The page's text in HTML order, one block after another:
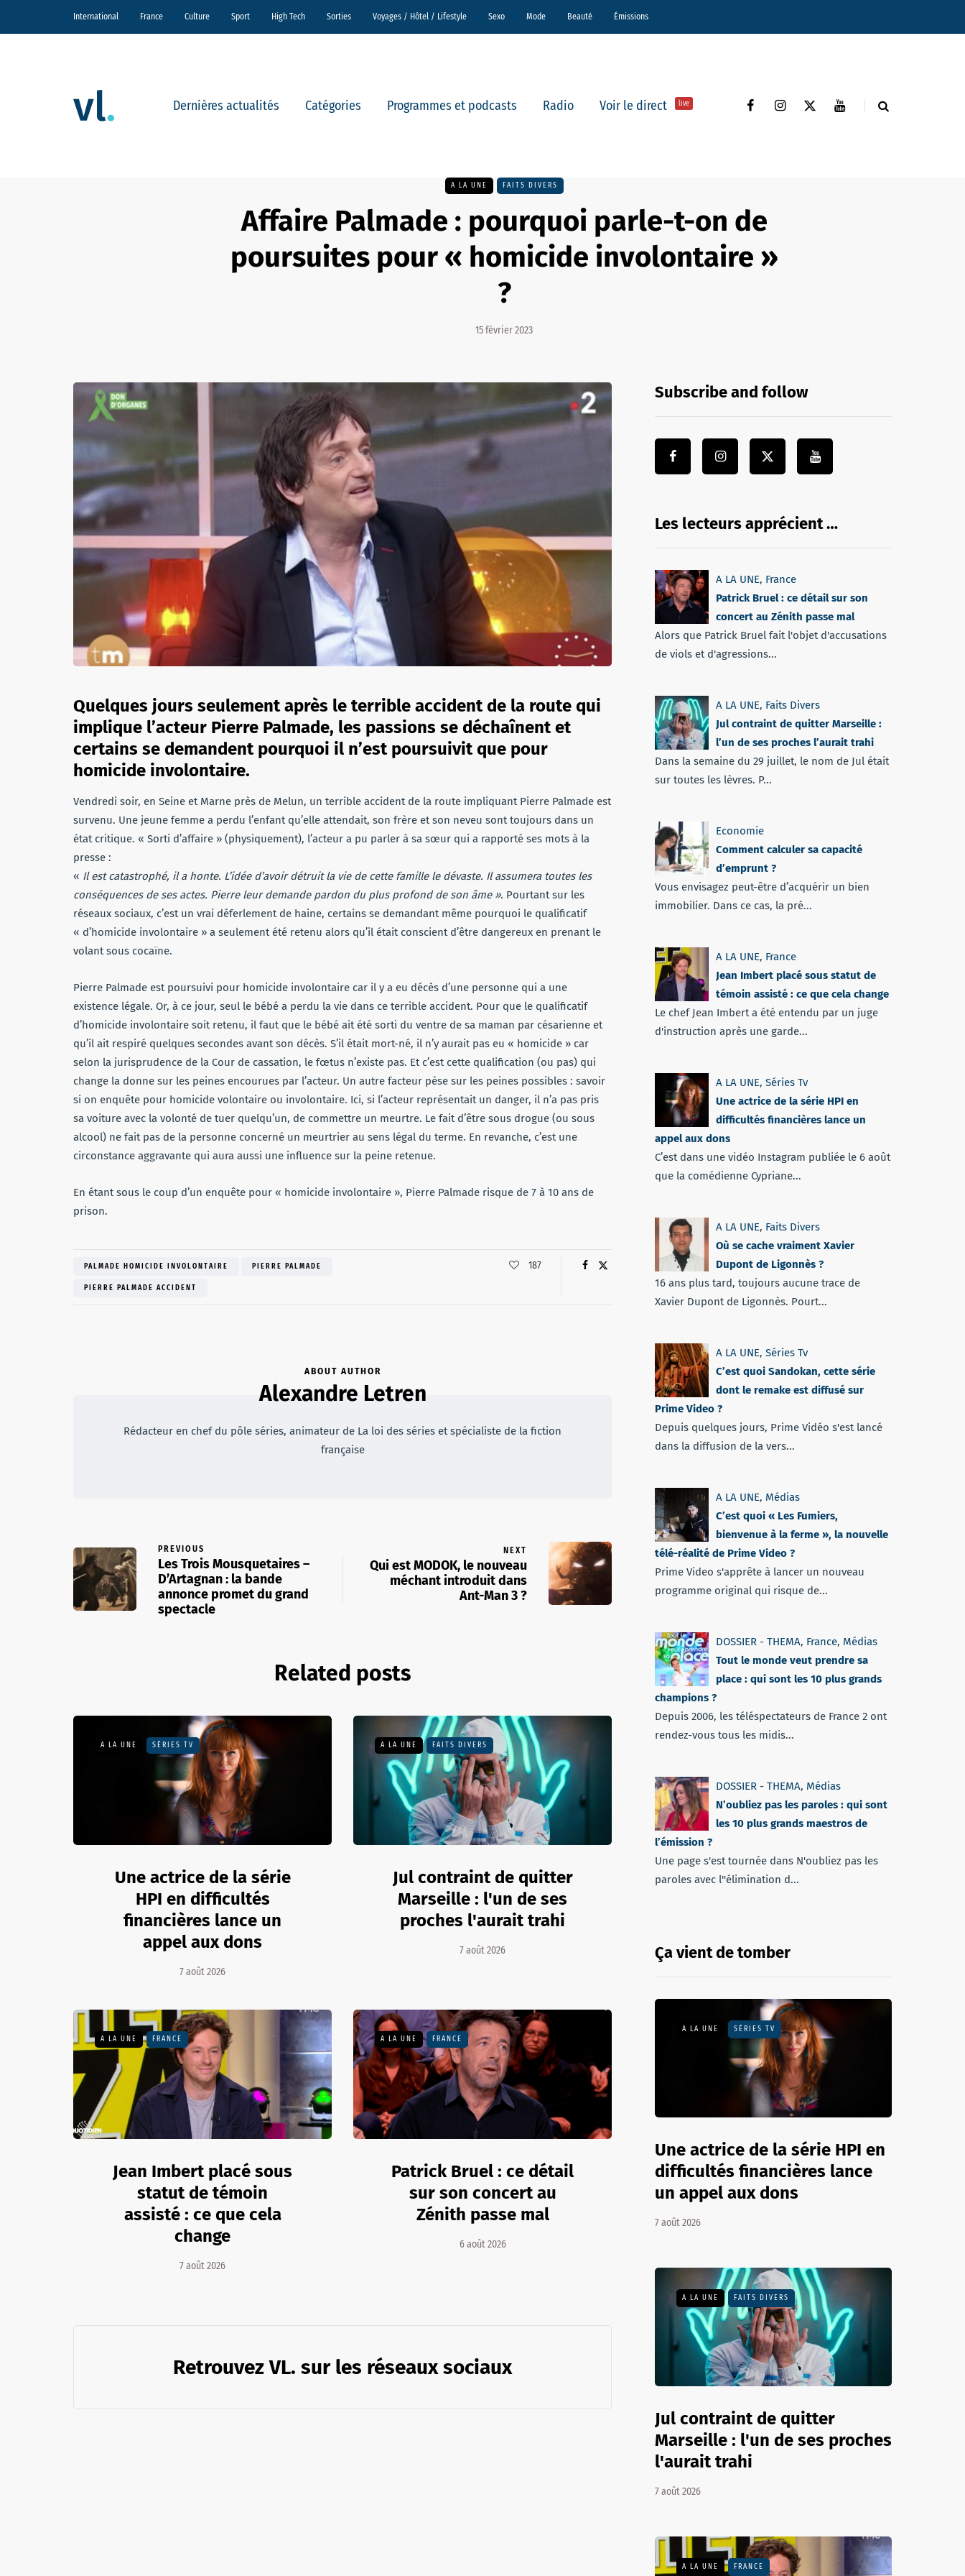
International France Culture Sport High Tech Sorties Voyages / Hôtel / Lifestyle Sexo Mode Beauté Émissions
Dernières actualités Catégories Programmes et podcasts Radio Voir le direct live
A LA UNE FAITS DIVERS
Affaire Palmade : pourquoi parle-t-on de
poursuites pour « homicide involontaire »
?
15 février 2023
Quelques jours seulement après le terrible accident de la route qui
implique l’acteur Pierre Palmade, les passions se déchaînent et
certains se demandent pourquoi il n’est poursuivit que pour
homicide involontaire.
Vendredi soir, en Seine et Marne près de Melun, un terrible accident de la route impliquant Pierre Palmade est
survenu. Une jeune femme a perdu l’enfant qu’elle attendait, son frère et son neveu sont toujours dans un
état critique. « Sorti d’affaire » (physiquement), l’acteur a pu parler à sa sœur qui a rapporté ses mots à la
presse :
« Il est catastrophé, il a honte. L’idée d’avoir détruit la vie de cette famille le dévaste. Il assumera toutes les
conséquences de ses actes. Pierre leur demande pardon du plus profond de son âme ». Pourtant sur les
réseaux sociaux, c’est un vrai déferlement de haine, certains se demandant même pourquoi le qualificatif
« d’homicide involontaire » a seulement été retenu alors qu’il était conscient d’être dangereux en prenant le
volant sous cocaïne.
Pierre Palmade est poursuivi pour homicide involontaire car il y a eu décès d’une personne qui a une
existence légale. Or, à ce jour, seul le bébé a perdu la vie dans ce terrible accident. Pour que le qualificatif
d’homicide involontaire soit retenu, il faut que le bébé ait été sorti du ventre de sa maman par césarienne et
qu’il ait respiré quelques secondes avant son décès. S’il était mort-né, il n’y aurait pas eu « homicide » car
selon la jurisprudence de la Cour de cassation, le fœtus n’existe pas. Et c’est cette qualification (ou pas) qui
change la donne sur les peines encourues par l’acteur. Un autre facteur pèse sur les peines possibles : savoir
si on enquête pour homicide volontaire ou involontaire. Ici, si l’acteur représentait un danger, il n’a pas pris
sa voiture avec la volonté de tuer quelqu’un, de commettre un meurtre. Le fait d’être sous drogue (ou sous
alcool) ne fait pas de la personne concerné un meurtrier au sens légal du terme. En revanche, c’est une
circonstance aggravante qui aura aussi une influence sur la peine retenue.
En étant sous le coup d’un enquête pour « homicide involontaire », Pierre Palmade risque de 7 à 10 ans de
prison.
PALMADE HOMICIDE INVOLONTAIRE PIERRE PALMADE
PIERRE PALMADE ACCIDENT
187
ABOUT AUTHOR
Alexandre Letren
Rédacteur en chef du pôle séries, animateur de La loi des séries et spécialiste de la fiction
française
PREVIOUS
Les Trois Mousquetaires –
D’Artagnan : la bande
annonce promet du grand
spectacle
NEXT
Qui est MODOK, le nouveau
méchant introduit dans
Ant-Man 3 ?
Related posts
A LA UNE SÉRIES TV
Une actrice de la série
HPI en difficultés
financières lance un
appel aux dons
7 août 2026
A LA UNE FAITS DIVERS
Jul contraint de quitter
Marseille : l'un de ses
proches l'aurait trahi
7 août 2026
A LA UNE FRANCE
Jean Imbert placé sous
statut de témoin
assisté : ce que cela
change
7 août 2026
A LA UNE FRANCE
Patrick Bruel : ce détail
sur son concert au
Zénith passe mal
6 août 2026
Retrouvez VL. sur les réseaux sociaux
Subscribe and follow
Les lecteurs apprécient …
A LA UNE, France
Patrick Bruel : ce détail sur son
concert au Zénith passe mal
Alors que Patrick Bruel fait l'objet d'accusations
de viols et d'agressions...
A LA UNE, Faits Divers
Jul contraint de quitter Marseille :
l’un de ses proches l’aurait trahi
Dans la semaine du 29 juillet, le nom de Jul était
sur toutes les lèvres. P...
Economie
Comment calculer sa capacité
d’emprunt ?
Vous envisagez peut-être d’acquérir un bien
immobilier. Dans ce cas, la pré...
A LA UNE, France
Jean Imbert placé sous statut de
témoin assisté : ce que cela change
Le chef Jean Imbert a été entendu par un juge
d'instruction après une garde...
A LA UNE, Séries Tv
Une actrice de la série HPI en
difficultés financières lance un
appel aux dons
C’est dans une vidéo Instagram publiée le 6 août
que la comédienne Cypriane...
A LA UNE, Faits Divers
Où se cache vraiment Xavier
Dupont de Ligonnès ?
16 ans plus tard, toujours aucune trace de
Xavier Dupont de Ligonnès. Pourt...
A LA UNE, Séries Tv
C’est quoi Sandokan, cette série
dont le remake est diffusé sur
Prime Video ?
Depuis quelques jours, Prime Vidéo s'est lancé
dans la diffusion de la vers...
A LA UNE, Médias
C’est quoi « Les Fumiers,
bienvenue à la ferme », la nouvelle
télé-réalité de Prime Video ?
Prime Video s'apprête à lancer un nouveau
programme original qui risque de...
DOSSIER - THEMA, France, Médias
Tout le monde veut prendre sa
place : qui sont les 10 plus grands
champions ?
Depuis 2006, les téléspectateurs de France 2 ont
rendez-vous tous les midis...
DOSSIER - THEMA, Médias
N’oubliez pas les paroles : qui sont
les 10 plus grands maestros de
l’émission ?
Une page s'est tournée dans N'oubliez pas les
paroles avec l''élimination d...
Ça vient de tomber
A LA UNE SÉRIES TV
Une actrice de la série HPI en
difficultés financières lance
un appel aux dons
7 août 2026
A LA UNE FAITS DIVERS
Jul contraint de quitter
Marseille : l'un de ses proches
l'aurait trahi
7 août 2026
A LA UNE FRANCE